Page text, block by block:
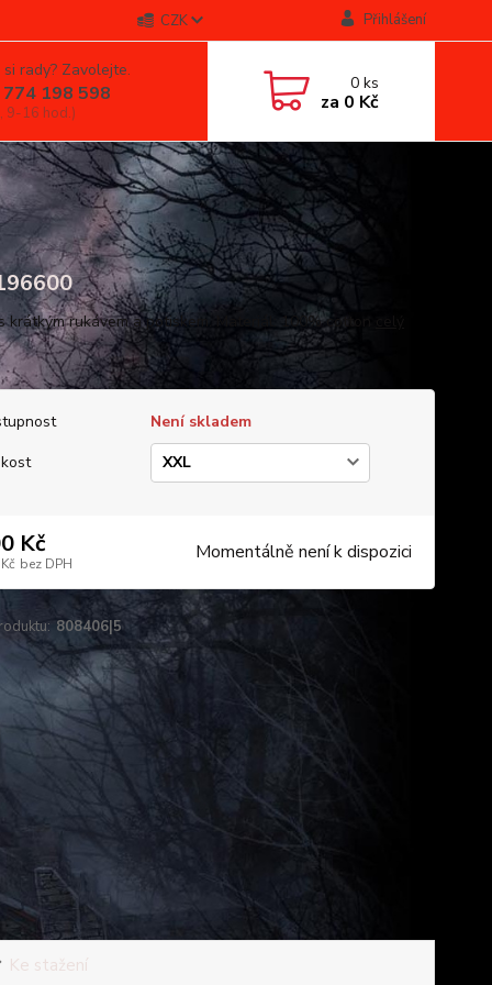
CZK Přihlášení
rady? Zavolejte.
198 598
9-16 hod.)
0ks
za 0 Kč
krátkým rukávem a potiskem. Materiál: 100% cotton
Není skladem
Kč
bez DPH Momentálně není k dispozici
808406|5
Ke stažení